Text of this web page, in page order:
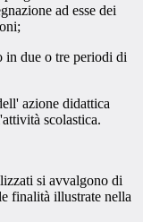
ad esse dei
in due o tre periodi di
azione didattica
scolastica.
si avvalgono di
finalità illustrate nella